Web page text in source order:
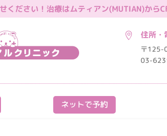
ください！治療はムティアン(MUTIAN)から
 住所・
〒125-
03-
ネットで予約